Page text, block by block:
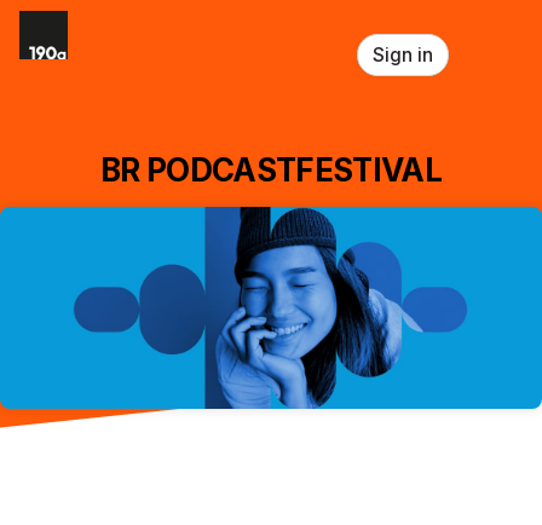
Skip header
Sign in
BR PODCASTFESTIVAL